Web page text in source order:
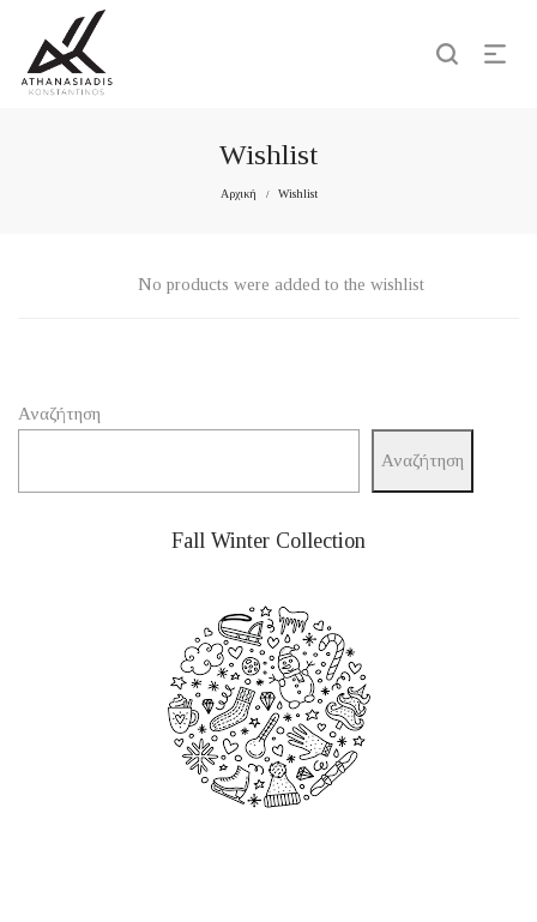
Wishlist
Αρχική / Wishlist
No products were added to the wishlist
Αναζήτηση
Αναζήτηση
Fall Winter Collection